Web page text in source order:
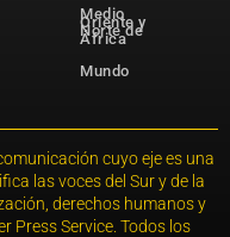
Medio
Oriente y
Norte de
África
Mundo
cuyo eje es una
las voces del Sur y de la
derechos humanos y
Press Service. Todos los